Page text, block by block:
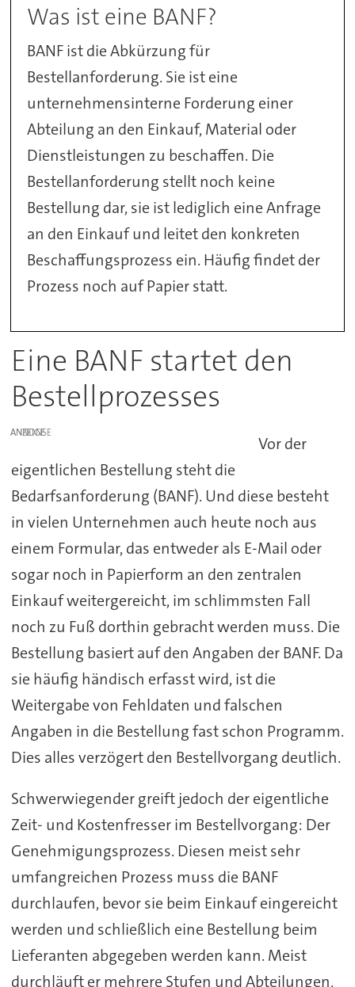
Was ist eine BANF?
BANF ist die Abkürzung für
Bestellanforderung. Sie ist eine
unternehmensinterne Forderung einer
Abteilung an den Einkauf, Material oder
Dienstleistungen zu beschaffen. Die
Bestellanforderung stellt noch keine
Bestellung dar, sie ist lediglich eine Anfrage
an den Einkauf und leitet den konkreten
Beschaffungsprozess ein. Häufig findet der
Prozess noch auf Papier statt.
Eine BANF startet den
Bestellprozesses
ANZEIGE
Vor der
eigentlichen Bestellung steht die
Bedarfsanforderung (BANF). Und diese besteht
in vielen Unternehmen auch heute noch aus
einem Formular, das entweder als E-Mail oder
sogar noch in Papierform an den zentralen
Einkauf weitergereicht, im schlimmsten Fall
noch zu Fuß dorthin gebracht werden muss. Die
Bestellung basiert auf den Angaben der BANF. Da
sie häufig händisch erfasst wird, ist die
Weitergabe von Fehldaten und falschen
Angaben in die Bestellung fast schon Programm.
Dies alles verzögert den Bestellvorgang deutlich.
Schwerwiegender greift jedoch der eigentliche
Zeit- und Kostenfresser im Bestellvorgang: Der
Genehmigungsprozess. Diesen meist sehr
umfangreichen Prozess muss die BANF
durchlaufen, bevor sie beim Einkauf eingereicht
werden und schließlich eine Bestellung beim
Lieferanten abgegeben werden kann. Meist
durchläuft er mehrere Stufen und Abteilungen,